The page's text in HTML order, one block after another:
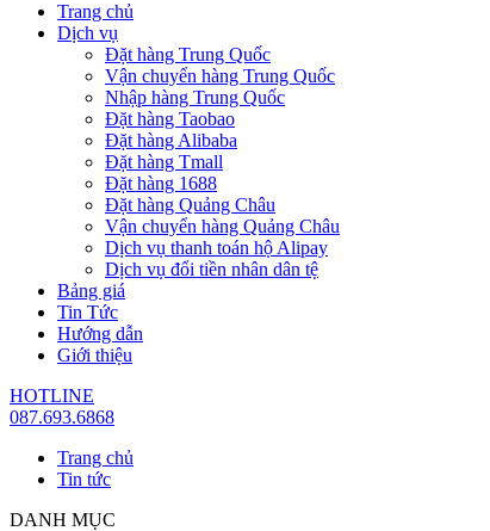
Trang chủ
Dịch vụ
Đặt hàng Trung Quốc
Vận chuyển hàng Trung Quốc
Nhập hàng Trung Quốc
Đặt hàng Taobao
Đặt hàng Alibaba
Đặt hàng Tmall
Đặt hàng 1688
Đặt hàng Quảng Châu
Vận chuyển hàng Quảng Châu
Dịch vụ thanh toán hộ Alipay
Dịch vụ đổi tiền nhân dân tệ
Bảng giá
Tin Tức
Hướng dẫn
Giới thiệu
HOTLINE
087.693.6868
Trang chủ
Tin tức
DANH MỤC